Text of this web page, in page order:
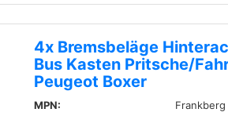
4x Bremsbeläge
Bus Kasten Pritsche/
Peugeot Boxer
MPN:
Frankberg